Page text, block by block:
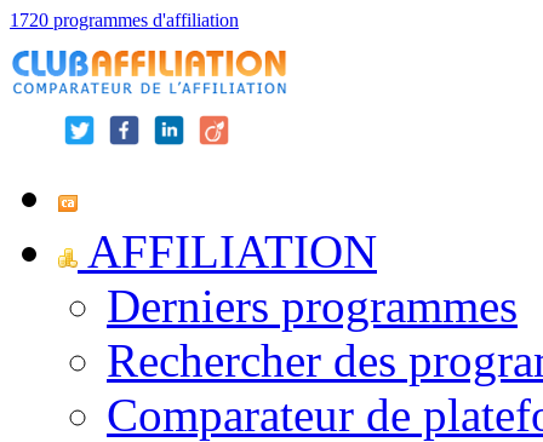
1720 programmes d'affiliation
AFFILIATION
Derniers programmes
Rechercher des
Comparateur de